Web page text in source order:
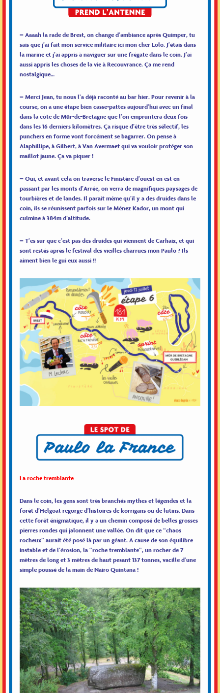
– Aaaah la rade de Brest, on change d’ambiance après Quimper, tu
sais que j’ai fait mon service militaire ici mon cher Lolo. J’étais dans
la marine et j’ai appris à naviguer sur une frégate dans le coin. J’ai
aussi appris les choses de la vie à Recouvrance. Ça me rend
nostalgique…
– Merci Jean, tu nous l’a déjà raconté au bar hier. Pour revenir à la
course, on a une étape bien casse-pattes aujourd’hui avec un final
dans la côte de Mûr-de-Bretagne que l’on empruntera deux fois
dans les 16 derniers kilomètres. Ça risque d’être très sélectif, les
punchers en forme vont forcément se bagarrer. On pense à
Alaphillipe, à Gilbert, à Van Avermaet qui va vouloir protéger son
maillot jaune. Ça va piquer !
– Oui, et avant cela on traverse le Finistère d’ouest en est en
passant par les monts d’Arrée, on verra de magnifiques paysages de
tourbières et de landes. Il parait même qu’il y a des druides dans le
coin, ils se réunissent parfois sur le Ménez Kador, un mont qui
culmine à 384m d’altitude.
– T’es sur que c’est pas des druides qui viennent de Carhaix, et qui
sont restés après le festival des vieilles charrues mon Paulo ? Ils
aiment bien le gui eux aussi !!
La roche tremblante
Dans le coin, les gens sont très branchés mythes et légendes et la
forêt d’Helgoat regorge d’histoires de korrigans ou de lutins. Dans
cette forêt énigmatique, il y a un chemin composé de belles grosses
pierres rondes qui jalonnent une vallée. On dit que ce “chaos
rocheux” aurait été posé là par un géant. A cause de son équilibre
instable et de l’érosion, la “roche tremblante”, un rocher de 7
mètres de long et 3 mètres de haut pesant 137 tonnes, vacille d’une
simple poussé de la main de Nairo Quintana !